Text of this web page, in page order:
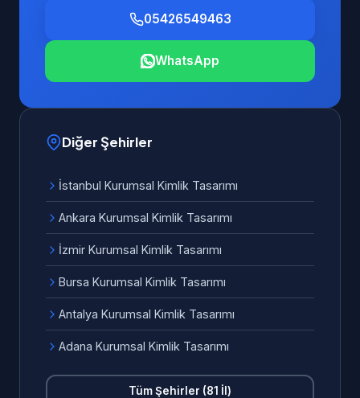
05426549463
WhatsApp
Diğer Şehirler
İstanbul Kurumsal Kimlik Tasarımı
Ankara Kurumsal Kimlik Tasarımı
İzmir Kurumsal Kimlik Tasarımı
Bursa Kurumsal Kimlik Tasarımı
Antalya Kurumsal Kimlik Tasarımı
Adana Kurumsal Kimlik Tasarımı
Tüm Şehirler (81 İl)